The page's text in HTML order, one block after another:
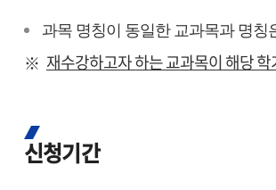
과목 명칭이 동일한 교과목과 명
재수강하고자 하는 교과목이 해당
신청기간